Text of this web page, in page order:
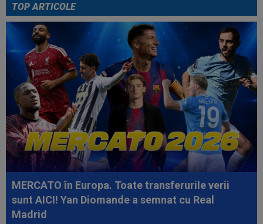
15:48 OFICIAL Leonardo Bonucci a semnat
15:30 EXCLUSIV
Ilie Dumitrescu a dat verdictul în
privința lui Marius Baciu
15:24
UTA - Rapid, LIVE VIDEO, ora 21:00, în direct la
Digi Sport 1. Se anunță un...
15:24
Unirea Slobozia - Gloria Bistrița, LIVE VIDEO,
18:00, DGS 1. Programul complet...
15:18 FOTO
Paula Badosa a îngrijorat pe toată
lumea cu imaginile postate, iar a doua zi a...
TOP ARTICOLE
MERCATO în Europa. Toate transferurile verii
sunt AICI! Yan Diomande a semnat cu Real
Madrid